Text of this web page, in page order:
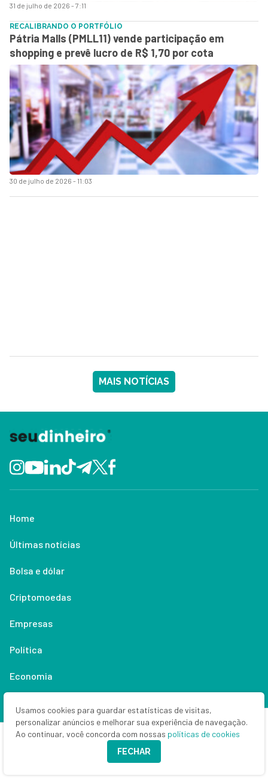
31 de julho de 2026 - 7:11
30 de julho de 2026 - 11:03
RECALIBRANDO O PORTFÓLIO
Pátria Malls (PMLL11) vende participação em
shopping e prevê lucro de R$ 1,70 por cota
MAIS NOTÍCIAS
Home
Últimas notícias
Bolsa e dólar
Criptomoedas
Empresas
Política
Economia
Especialistas
Usamos cookies para guardar estatísticas de visitas,
personalizar anúncios e melhorar sua experiência de navegação.
Ao continuar, você concorda com nossas políticas de cookies
FECHAR